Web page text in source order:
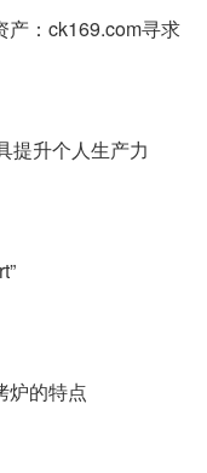
产：ck169.com寻求
提升个人生产力
炉的特点